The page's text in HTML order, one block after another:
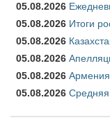
05.08.2026
05.08.2026 Итоги
05.08.2026
05.08.2026
05.08.2026
05.08.2026 Средняя